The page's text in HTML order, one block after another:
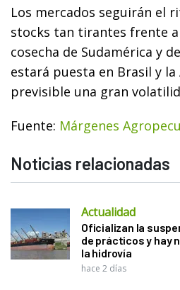
Los mercados seguirán el
stocks tan tirantes frente
cosecha de Sudamérica y
estará puesta en Brasil y la
previsible una gran
Fuente: Márgenes
Noticias relacionadas
Actualidad
Oficializan la
de prácticos y hay
la hidrovía
hace 2 días